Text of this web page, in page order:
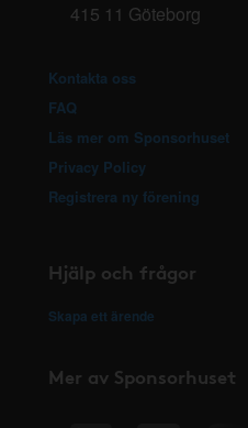
415 11 Göteborg
Kontakta oss
FAQ
Läs mer om Sponsorhuset
Privacy Policy
Registrera ny förening
Hjälp och frågor
Skapa ett ärende
Mer av Sponsorhuset